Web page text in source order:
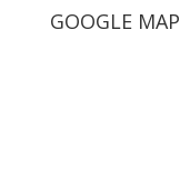
GOOGLE MAP